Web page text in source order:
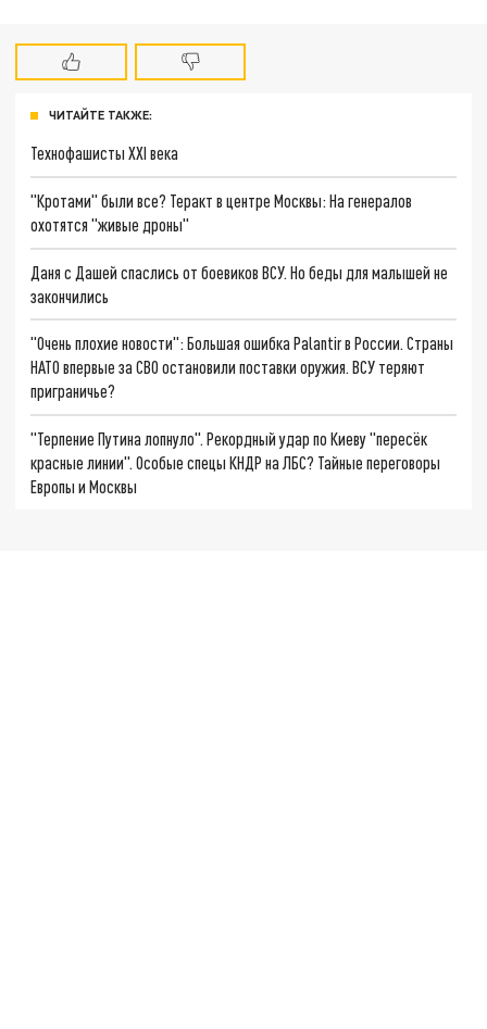
ЧИТАЙТЕ ТАКЖЕ:
Технофашисты XXI века
"Кротами" были все? Теракт в центре Москвы: На генералов
охотятся "живые дроны"
Даня с Дашей спаслись от боевиков ВСУ. Но беды для малышей не
закончились
"Очень плохие новости": Большая ошибка Palantir в России. Страны
НАТО впервые за СВО остановили поставки оружия. ВСУ теряют
приграничье?
"Терпение Путина лопнуло". Рекордный удар по Киеву "пересёк
красные линии". Особые спецы КНДР на ЛБС? Тайные переговоры
Европы и Москвы